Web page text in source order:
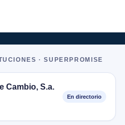
· SUPERPROMISE
Cambio, S.a.
En directorio